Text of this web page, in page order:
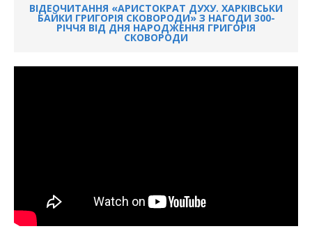
ВІДЕОЧИТАННЯ «АРИСТОКРАТ ДУХУ. ХАРКІВСЬКИ
БАЙКИ ГРИГОРІЯ СКОВОРОДИ» З НАГОДИ 300-
РІЧЧЯ ВІД ДНЯ НАРОДЖЕННЯ ГРИГОРІЯ
СКОВОРОДИ